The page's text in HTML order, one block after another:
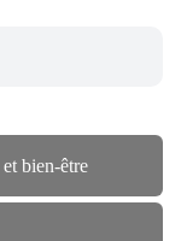
et bien-être